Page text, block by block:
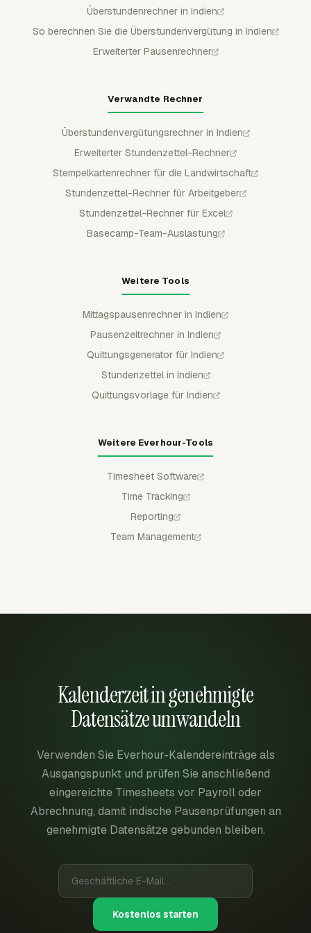
Überstundenrechner in Indien
So berechnen Sie die Überstundenvergütung in Indien
Erweiterter Pausenrechner
Verwandte Rechner
Überstundenvergütungsrechner in Indien
Erweiterter Stundenzettel-Rechner
Stempelkartenrechner für die Landwirtschaft
Stundenzettel-Rechner für Arbeitgeber
Stundenzettel-Rechner für Excel
Basecamp-Team-Auslastung
Weitere Tools
Mittagspausenrechner in Indien
Pausenzeitrechner in Indien
Quittungsgenerator für Indien
Stundenzettel in Indien
Quittungsvorlage für Indien
Weitere Everhour-Tools
Timesheet Software
Time Tracking
Reporting
Team Management
Kalenderzeit in genehmigte
Datensätze umwandeln
Verwenden Sie Everhour-Kalendereinträge als
Ausgangspunkt und prüfen Sie anschließend
eingereichte Timesheets vor Payroll oder
Abrechnung, damit indische Pausenprüfungen an
genehmigte Datensätze gebunden bleiben.
Kostenlos starten